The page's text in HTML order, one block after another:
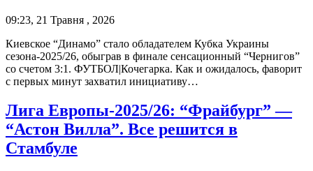
09:23, 21 Травня , 2026
Киевское “Динамо” стало обладателем Кубка Украины
сезона-2025/26, обыграв в финале сенсационный “Чернигов”
со счетом 3:1. ФУТБОЛ|Кочегарка. Как и ожидалось, фаворит
с первых минут захватил инициативу…
Лига Европы-2025/26: “Фрайбург” —
“Астон Вилла”. Все решится в
Стамбуле